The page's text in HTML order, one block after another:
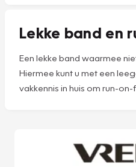
Lekke band en
Een lekke band waarmee
Hiermee kunt u met een
vakkennis in huis om run-